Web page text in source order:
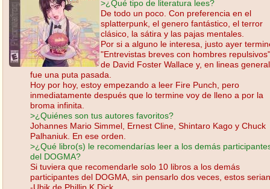
>¿Qué tipo de literatura lees?
De todo un poco. Con preferencia en el
splatterpunk, el genero fantástico, el terror
clásico, la sátira y las pajas mentales.
Por si a alguno le interesa, justo ayer
"Entrevistas breves con hombres repulsivos"
de David Foster Wallace y, en lineas
fue una puta pasada.
Hoy por hoy, estoy empezando a leer Fire Punch, pero
inmediatamente después que lo termine voy de lleno a por la
broma infinita.
>¿Quiénes son tus autores favoritos?
Johannes Mario Simmel, Ernest Cline, Shintaro Kago y Chuck
Palhaniuk. En ese orden.
>¿Qué libro(s) le recomendarías leer a los demás
del DOGMA?
Si tuviera que recomendarle solo 10 libros a los demás
participantes del DOGMA, sin pensarlo dos veces, estos